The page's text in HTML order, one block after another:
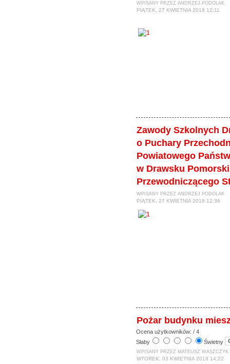
WPISANY PRZEZ ANDRZEJ PODOLAK
PIĄTEK, 27 KWIETNIA 2018 12:11
Zawody Szkolnych
o Puchary
Powiatowego
w Drawsku
Przewodniczącego
WPISANY PRZEZ ANDRZEJ PODOLAK
PIĄTEK, 27 KWIETNIA 2018 12:36
Pożar budynku
Ocena użytkowników: / 4
Słaby
Świetny
WPISANY PRZEZ MATEUSZ WASZCZYK
WTOREK, 03 KWIETNIA 2018 14:22